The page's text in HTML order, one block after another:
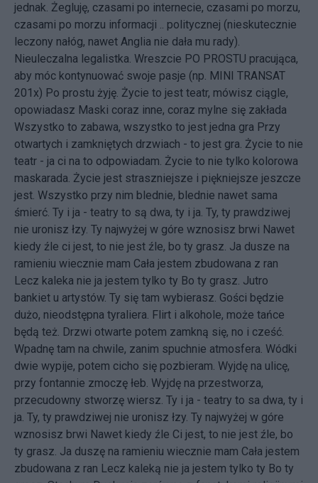
jednak. Żegluję, czasami po internecie, czasami po morzu,
czasami po morzu informacji .. politycznej (nieskutecznie
leczony nałóg, nawet Anglia nie dała mu rady).
Nieuleczalna legalistka. Wreszcie PO PROSTU pracująca,
aby móc kontynuować swoje pasje (np. MINI TRANSAT
201x) Po prostu żyję. Życie to jest teatr, mówisz ciągle,
opowiadasz Maski coraz inne, coraz mylne się zakłada
Wszystko to zabawa, wszystko to jest jedna gra Przy
otwartych i zamkniętych drzwiach - to jest gra. Życie to nie
teatr - ja ci na to odpowiadam. Życie to nie tylko kolorowa
maskarada. Życie jest straszniejsze i piękniejsze jeszcze
jest. Wszystko przy nim blednie, blednie nawet sama
śmierć. Ty i ja - teatry to są dwa, ty i ja. Ty, ty prawdziwej
nie uronisz łzy. Ty najwyżej w góre wznosisz brwi Nawet
kiedy źle ci jest, to nie jest źle, bo ty grasz. Ja dusze na
ramieniu wiecznie mam Cała jestem zbudowana z ran
Lecz kaleka nie ja jestem tylko ty Bo ty grasz. Jutro
bankiet u artystów. Ty się tam wybierasz. Gości będzie
dużo, nieodstępna tyraliera. Flirt i alkohole, może tańce
będą też. Drzwi otwarte potem zamkną się, no i cześć.
Wpadnę tam na chwile, zanim spuchnie atmosfera. Wódki
dwie wypije, potem cicho się pozbieram. Wyjdę na ulicę,
przy fontannie zmoczę łeb. Wyjdę na przestworza,
przecudowny stworzę wiersz. Ty i ja - teatry to sa dwa, ty i
ja. Ty, ty prawdziwej nie uronisz łzy. Ty najwyżej w góre
wznosisz brwi Nawet kiedy źle Ci jest, to nie jest źle, bo
ty grasz. Ja duszę na ramieniu wiecznie mam Cała jestem
zbudowana z ran Lecz kaleką nie ja jestem tylko ty Bo ty